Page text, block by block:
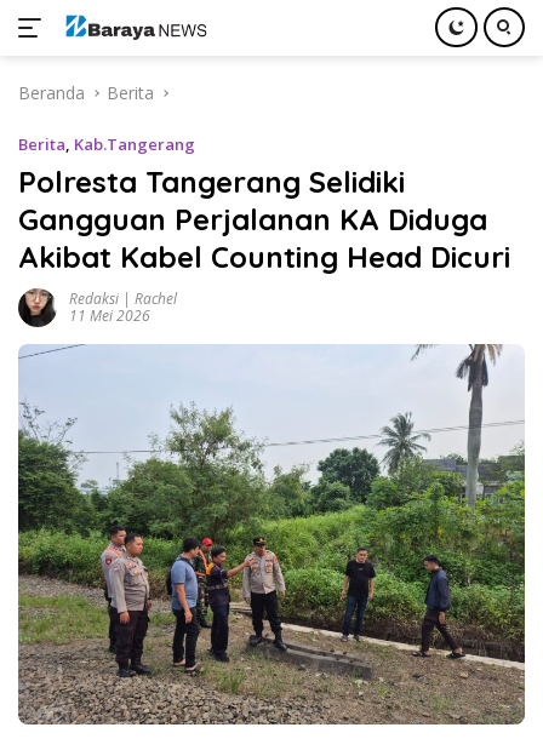
Beranda Berita
Berita, Kab.Tangerang
Polresta Tangerang Selidiki
Gangguan Perjalanan KA Diduga
Akibat Kabel Counting Head Dicuri
Redaksi | Rachel
11 Mei 2026